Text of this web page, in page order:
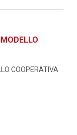
COOPERATIVA